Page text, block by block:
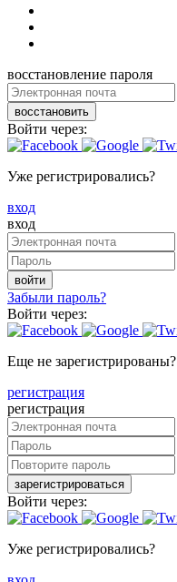
восстановление пароля
восстановить
Войти через:
Уже регистрировались?
вход
вход
войти
Забыли пароль?
Войти через:
Еще не зарегистрированы?
регистрация
регистрация
зарегистрироваться
Войти через:
Уже регистрировались?